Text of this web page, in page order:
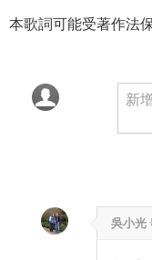
本歌詞可能受著作法
吳小光